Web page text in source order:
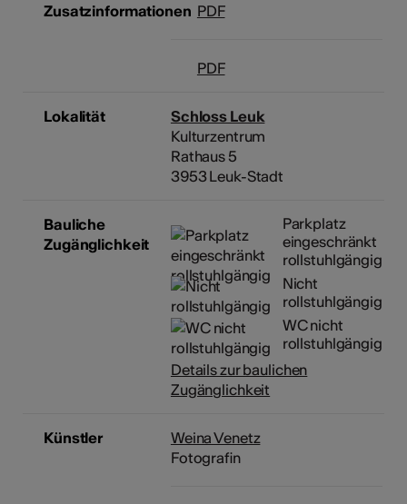
Zusatzinformationen PDF
PDF
Lokalität
Schloss Leuk
Kulturzentrum
Rathaus 5
3953 Leuk-Stadt
Bauliche
Zugänglichkeit
Parkplatz
eingeschränkt
rollstuhlgängig
Nicht
rollstuhlgängig
WC nicht
rollstuhlgängig
Details zur baulichen
Zugänglichkeit
Künstler
Weina Venetz
Fotografin